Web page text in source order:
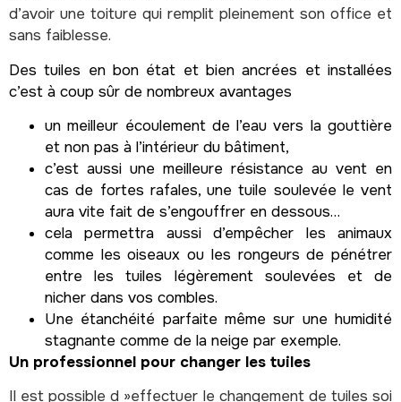
d’avoir une toiture qui remplit pleinement son office et
sans faiblesse.
Des tuiles en bon état et bien ancrées et installées
c’est à coup sûr de nombreux avantages
un meilleur écoulement de l’eau vers la gouttière
et non pas à l’intérieur du bâtiment,
c’est aussi une meilleure résistance au vent en
cas de fortes rafales, une tuile soulevée le vent
aura vite fait de s’engouffrer en dessous…
cela permettra aussi d’empêcher les animaux
comme les oiseaux ou les rongeurs de pénétrer
entre les tuiles légèrement soulevées et de
nicher dans vos combles.
Une étanchéité parfaite même sur une humidité
stagnante comme de la neige par exemple.
Un professionnel pour changer les tuiles
Il est possible d »effectuer le changement de tuiles soi